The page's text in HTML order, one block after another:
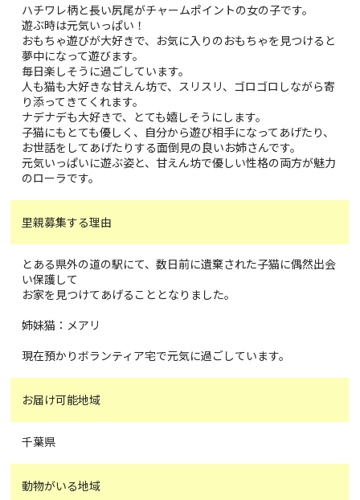
ハチワレ柄と長い尻尾がチャームポイントの女の子です。
遊ぶ時は元気いっぱい！
おもちゃ遊びが大好きで、お気に入りのおもちゃを見つけると
夢中になって遊びます。
毎日楽しそうに過ごしています。
人も猫も大好きな甘えん坊で、スリスリ、ゴロゴロしながら寄
り添ってきてくれます。
ナデナデも大好きで、とても嬉しそうにします。
子猫にもとても優しく、自分から遊び相手になってあげたり、
お世話をしてあげたりする面倒見の良いお姉さんです。
元気いっぱいに遊ぶ姿と、甘えん坊で優しい性格の両方が魅力
のローラです。
里親募集する理由
とある県外の道の駅にて、数日前に遺棄された子猫に偶然出会
い保護して
お家を見つけてあげることとなりました。
姉妹猫：メアリ
現在預かりボランティア宅で元気に過ごしています。
お届け可能地域
千葉県
動物がいる地域